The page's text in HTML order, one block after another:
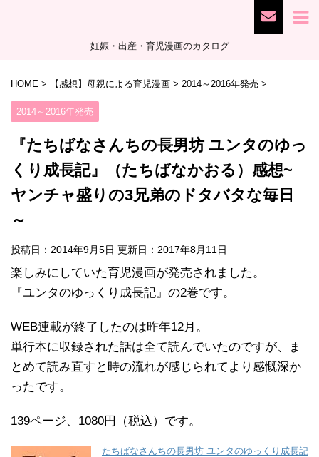
妊娠・出産・育児漫画のカタログ
HOME > 【感想】母親による育児漫画 > 2014～2016年発売 >
2014～2016年発売
『たちばなさんちの長男坊 ユンタのゆっ
くり成長記』（たちばなかおる）感想~
ヤンチャ盛りの3兄弟のドタバタな毎日
～
投稿日：2014年9月5日 更新日： 2017年8月11日
楽しみにしていた育児漫画が発売されました。
『ユンタのゆっくり成長記』の2巻です。
WEB連載が終了したのは昨年12月。
単行本に収録された話は全て読んでいたのですが、ま
とめて読み直すと時の流れが感じられてより感慨深か
ったです。
139ページ、1080円（税込）です。
たちばなさんちの長男坊 ユンタのゆっくり成長記